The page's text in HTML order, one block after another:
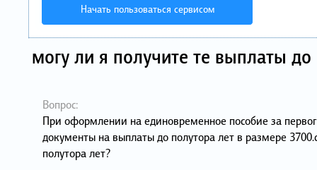
Начать пользоваться сервисом
могу ли я получите те выплаты до
Вопрос:
При оформлении на единовременное пособие за
документы на выплаты до полутора лет в размере
полутора лет?